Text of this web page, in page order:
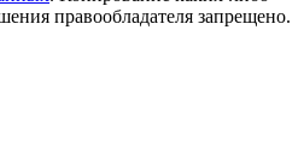
правообладателя запрещено.